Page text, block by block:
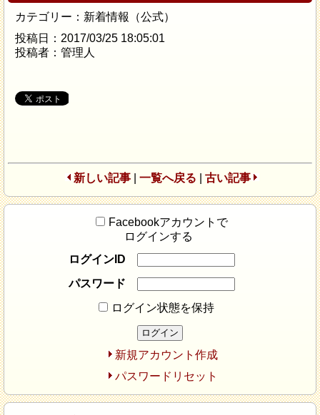
カテゴリー：新着情報（公式）
投稿日：2017/03/25 18:05:01
投稿者：管理人
新しい記事| 一覧へ戻る 古い記事
Facebookアカウントで
ログインする
ログインID
パスワード
ログイン状態を保持
新規アカウント作成
パスワードリセット